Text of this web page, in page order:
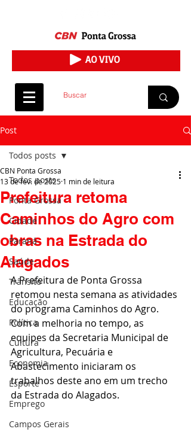
Post
Todos posts
Ponta Grossa
Cidade
Paraná
Saúde
Trânsito
Educação
Política
Cultura
Economia
Esporte
Emprego
Campos Gerais
Todos posts
Prefeitura retoma
Caminhos do Agro com
obras na Estrada do
Alagados
CBN Ponta Grossa
13 de fev. de 2025 1 min de leitura
A Prefeitura de Ponta Grossa
retomou nesta semana as atividades
do programa Caminhos do Agro.
Com a melhoria no tempo, as
equipes da Secretaria Municipal de
Agricultura, Pecuária e
Abastecimento iniciaram os
trabalhos deste ano em um trecho
da Estrada do Alagados.